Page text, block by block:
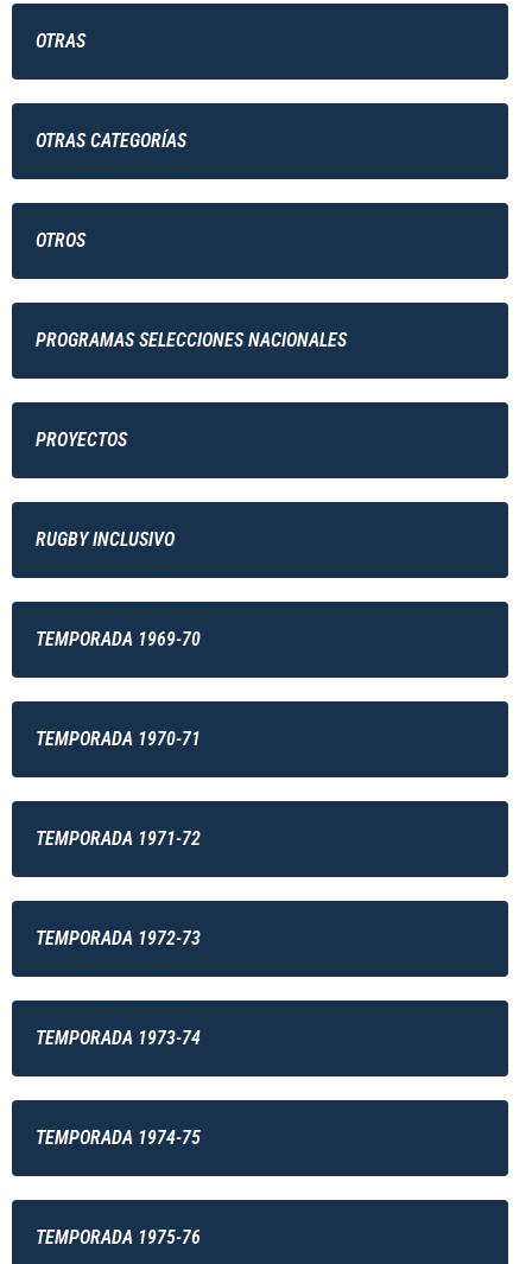
OTRAS
OTRAS CATEGORÍAS
OTROS
PROGRAMAS SELECCIONES NACIONALES
PROYECTOS
RUGBY INCLUSIVO
TEMPORADA 1969-70
TEMPORADA 1970-71
TEMPORADA 1971-72
TEMPORADA 1972-73
TEMPORADA 1973-74
TEMPORADA 1974-75
TEMPORADA 1975-76